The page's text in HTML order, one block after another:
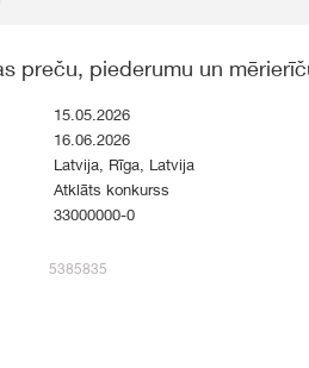
preču, piederumu un
15.05.2026
16.06.2026
Latvija, Rīga, Latvija
Atklāts konkurss
33000000-0
5385835